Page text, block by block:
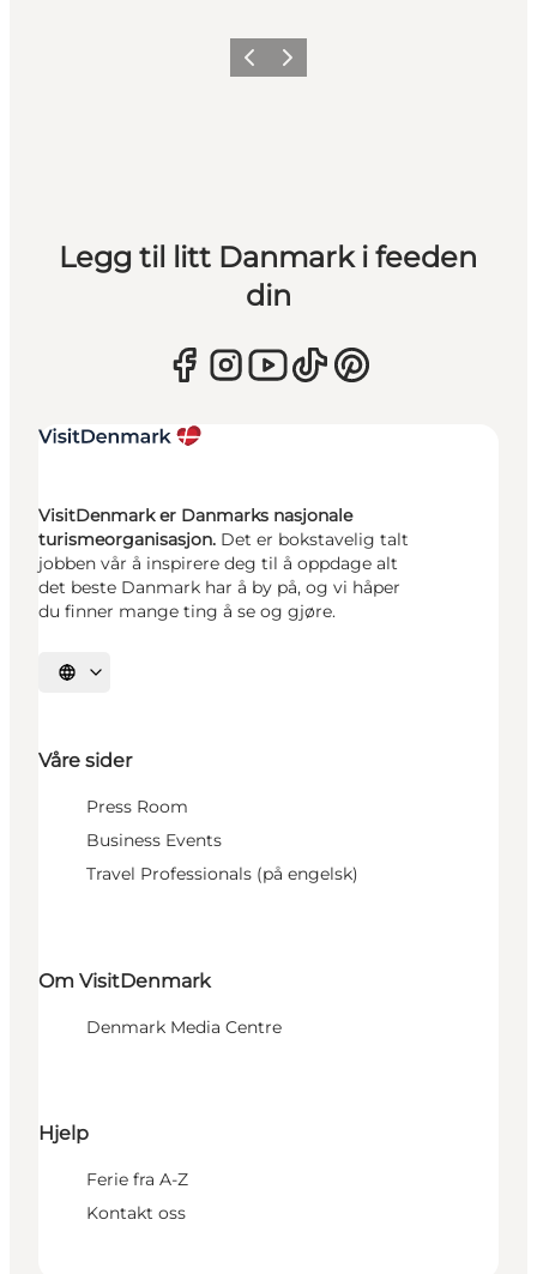
ForrigeNeste
Legg til litt Danmark i feeden
din
VisitDenmark er Danmarks nasjonale
turismeorganisasjon. Det er bokstavelig talt
jobben vår å inspirere deg til å oppdage alt
det beste Danmark har å by på, og vi håper
du finner mange ting å se og gjøre.
Velg språk
Våre sider
Press Room
Business Events
Travel Professionals (på engelsk)
Om VisitDenmark
Denmark Media Centre
Hjelp
Ferie fra A-Z
Kontakt oss